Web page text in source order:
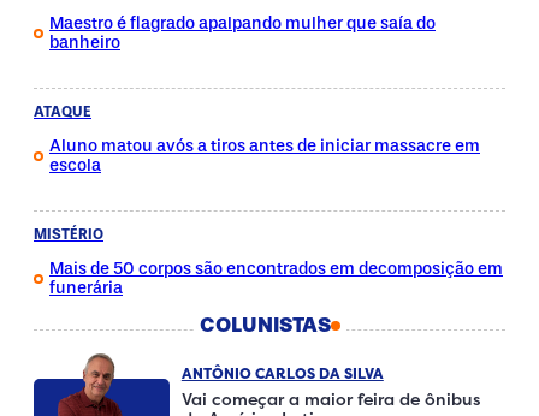
Maestro é flagrado apalpando mulher que saía do
banheiro
ATAQUE
Aluno matou avós a tiros antes de iniciar massacre em
escola
MISTÉRIO
Mais de 50 corpos são encontrados em decomposição em
funerária
COLUNISTAS
ANTÔNIO CARLOS DA SILVA
Vai começar a maior feira de ônibus